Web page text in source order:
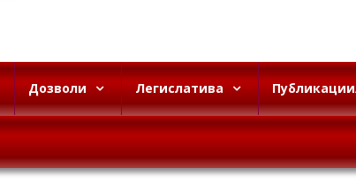
Дозволи Легислатива